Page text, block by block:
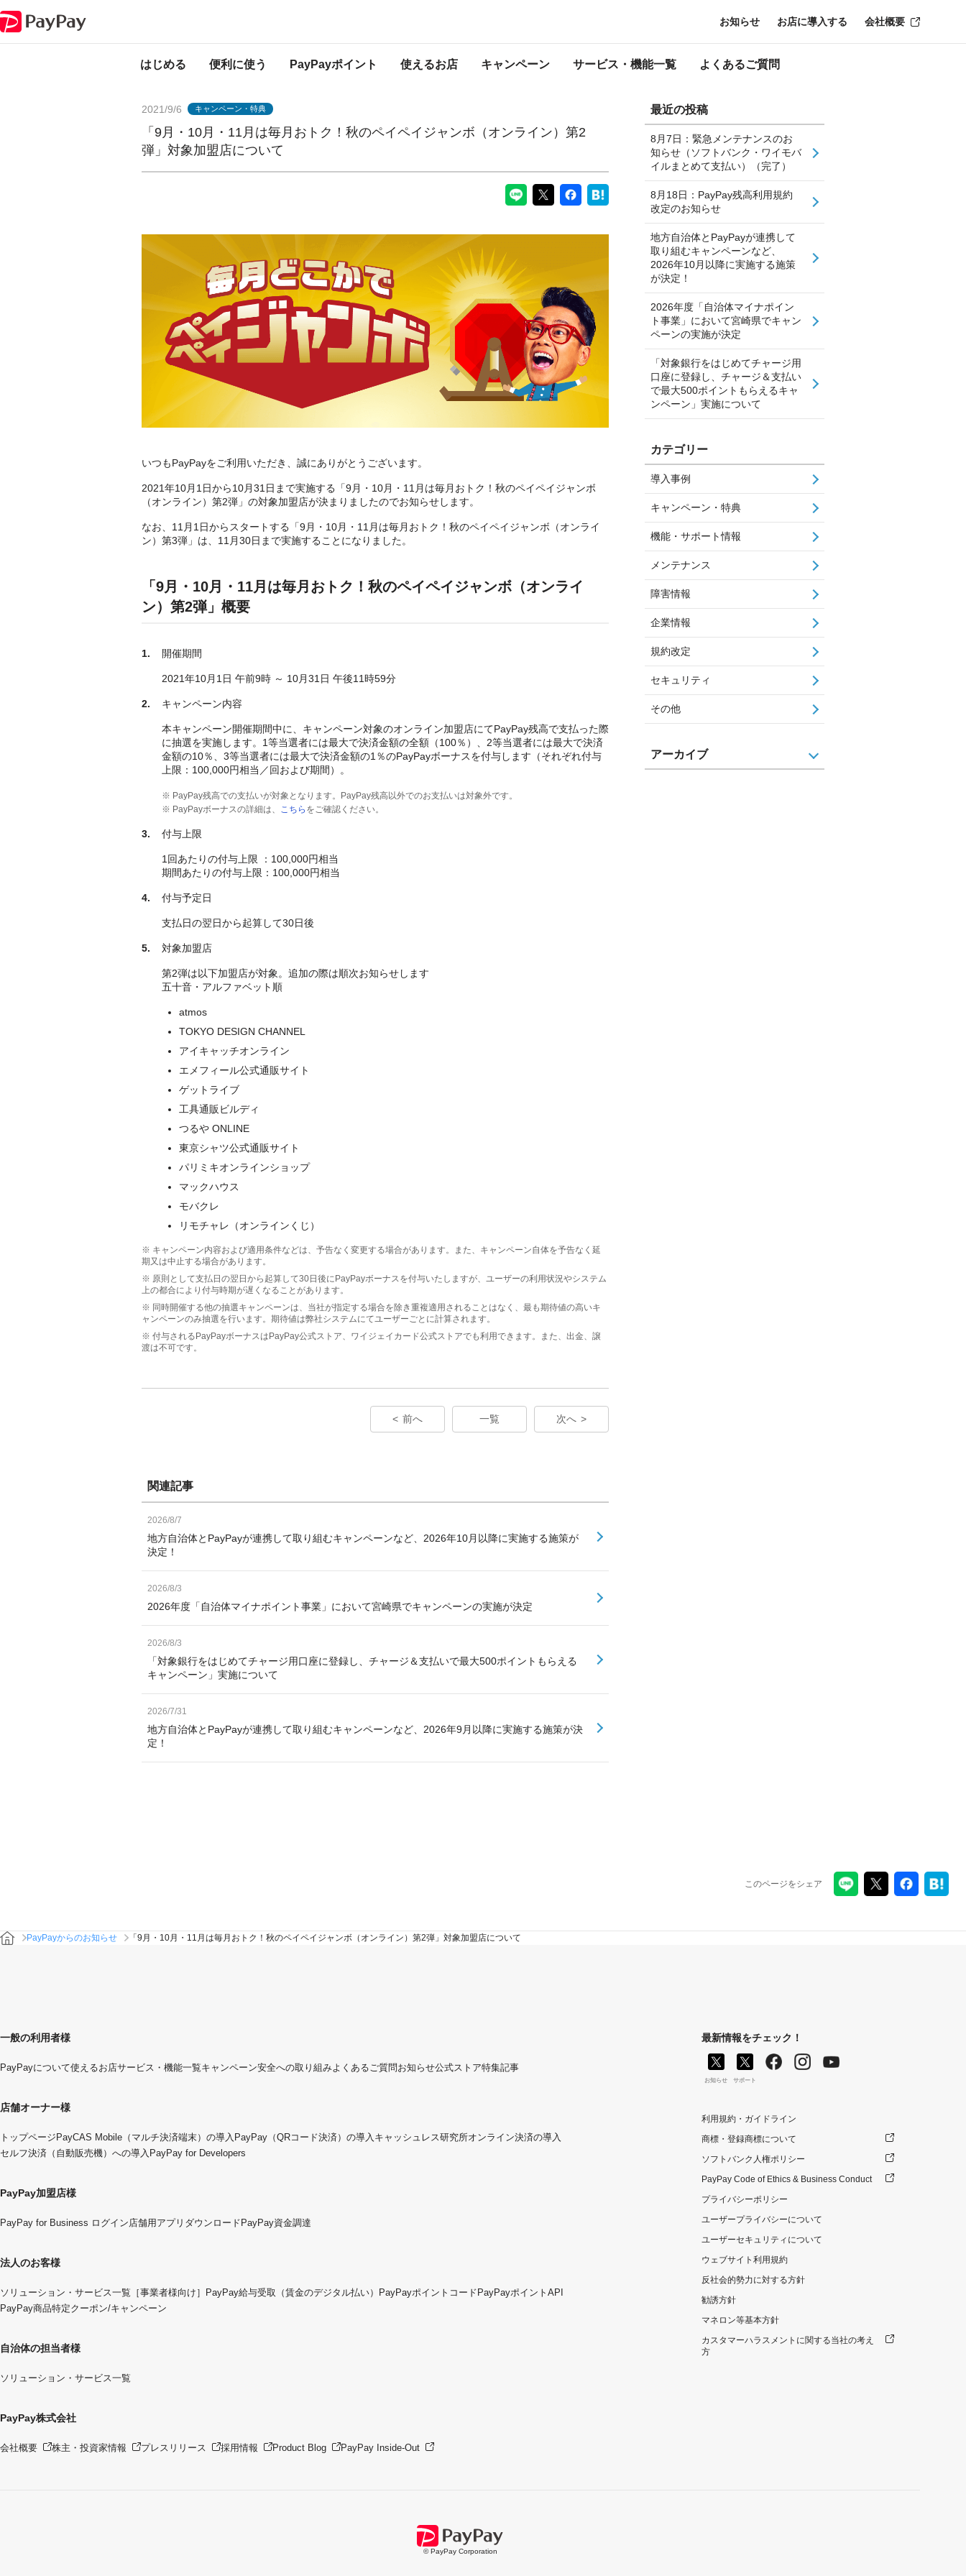
はじめる 便利に使う PayPayポイント 使えるお店 キャンペーン サービス・機能一覧 よくあるご質問
お知らせ お店に導入する 会社概要
PayPayからのお知らせ
2021/9/6 キャンペーン・特典
「9月・10月・11月は毎月おトク！秋のペイペイジャンボ（オンライン）第2
弾」対象加盟店について
いつもPayPayをご利用いただき、誠にありがとうございます。
2021年10月1日から10月31日まで実施する「9月・10月・11月は毎月おトク！秋のペイペイジャンボ
（オンライン）第2弾」の対象加盟店が決まりましたのでお知らせします。
なお、11月1日からスタートする「9月・10月・11月は毎月おトク！秋のペイペイジャンボ（オンライ
ン）第3弾」は、11月30日まで実施することになりました。
「9月・10月・11月は毎月おトク！秋のペイペイジャンボ（オンライ
ン）第2弾」概要
開催期間
2021年10月1日 午前9時 ～ 10月31日 午後11時59分
キャンペーン内容
本キャンペーン開催期間中に、キャンペーン対象のオンライン加盟店にてPayPay残高で支払った際
に抽選を実施します。1等当選者には最大で決済金額の全額（100％）、2等当選者には最大で決済
金額の10％、3等当選者には最大で決済金額の1％のPayPayボーナスを付与します（それぞれ付与
上限：100,000円相当／回および期間）。
※ PayPay残高での支払いが対象となります。PayPay残高以外でのお支払いは対象外です。
※ PayPayボーナスの詳細は、 こちら をご確認ください。
付与上限
1回あたりの付与上限 ：100,000円相当
期間あたりの付与上限：100,000円相当
付与予定日
支払日の翌日から起算して30日後
対象加盟店
第2弾は以下加盟店が対象。追加の際は順次お知らせします
五十音・アルファベット順
atmos
TOKYO DESIGN CHANNEL
アイキャッチオンライン
エメフィール公式通販サイト
ゲットライブ
工具通販ビルディ
つるや ONLINE
東京シャツ公式通販サイト
パリミキオンラインショップ
マックハウス
モバクレ
リモチャレ（オンラインくじ）
※ キャンペーン内容および適用条件などは、予告なく変更する場合があります。また、キャンペーン自体を予告なく延
期又は中止する場合があります。
※ 原則として支払日の翌日から起算して30日後にPayPayボーナスを付与いたしますが、ユーザーの利用状況やシステム
上の都合により付与時期が遅くなることがあります。
※ 同時開催する他の抽選キャンペーンは、当社が指定する場合を除き重複適用されることはなく、最も期待値の高いキ
ャンペーンのみ抽選を行います。期待値は弊社システムにてユーザーごとに計算されます。
※ 付与されるPayPayボーナスはPayPay公式ストア、ワイジェイカード公式ストアでも利用できます。また、出金、譲
渡は不可です。
前へ 一覧 次へ
関連記事
2026/8/7
地方自治体とPayPayが連携して取り組むキャンペーンなど、2026年10月以降に実施する施策が
決定！
2026/8/3
2026年度「自治体マイナポイント事業」において宮崎県でキャンペーンの実施が決定
2026/8/3
「対象銀行をはじめてチャージ用口座に登録し、チャージ＆支払いで最大500ポイントもらえる
キャンペーン」実施について
2026/7/31
地方自治体とPayPayが連携して取り組むキャンペーンなど、2026年9月以降に実施する施策が決
定！
最近の投稿
8月7日：緊急メンテナンスのお
知らせ（ソフトバンク・ワイモバ
イルまとめて支払い）（完了）
8月18日：PayPay残高利用規約
改定のお知らせ
地方自治体とPayPayが連携して
取り組むキャンペーンなど、
2026年10月以降に実施する施策
が決定！
2026年度「自治体マイナポイン
ト事業」において宮崎県でキャン
ペーンの実施が決定
「対象銀行をはじめてチャージ用
口座に登録し、チャージ＆支払い
で最大500ポイントもらえるキャ
ンペーン」実施について
カテゴリー
導入事例
キャンペーン・特典
機能・サポート情報
メンテナンス
障害情報
企業情報
規約改定
セキュリティ
その他
アーカイブ
このページをシェア
PayPayからのお知らせ 「9月・10月・11月は毎月おトク！秋のペイペイジャンボ（オンライン）第2弾」対象加盟店について
一般の利用者様
PayPayについて使えるお店サービス・機能一覧キャンペーン安全への取り組みよくあるご質問お知らせ公式ストア特集記事
店舗オーナー様
トップページ PayCAS Mobile（マルチ決済端末）の導入 PayPay（QRコード決済）の導入 キャッシュレス研究所オンライン決済の導入
セルフ決済（自動販売機）への導入 PayPay for Developers
PayPay加盟店様
PayPay for Business ログイン 店舗用アプリダウンロード PayPay資金調達
法人のお客様
ソリューション・サービス一覧 ［事業者様向け］PayPay給与受取（賃金のデジタル払い） PayPayポイントコード PayPayポイントAPI
PayPay商品特定クーポン/キャンペーン
自治体の担当者様
ソリューション・サービス一覧
PayPay株式会社
会社概要 株主・投資家情報 プレスリリース 採用情報 Product Blog PayPay Inside-Out
最新情報をチェック！
お知らせ サポート
利用規約・ガイドライン
商標・登録商標について
ソフトバンク人権ポリシー
PayPay Code of Ethics & Business Conduct
プライバシーポリシー
ユーザープライバシーについて
ユーザーセキュリティについて
ウェブサイト利用規約
反社会的勢力に対する方針
勧誘方針
マネロン等基本方針
カスタマーハラスメントに関する当社の考え
方
© PayPay Corporation